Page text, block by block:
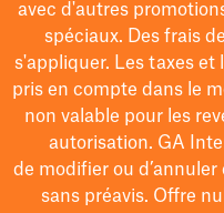
avec d'autres
spéciaux. Des frais
s'appliquer. Les taxes et
pris en compte dans le
non valable pour les
autorisation. GA
de modifierou
sans préavis. Offre